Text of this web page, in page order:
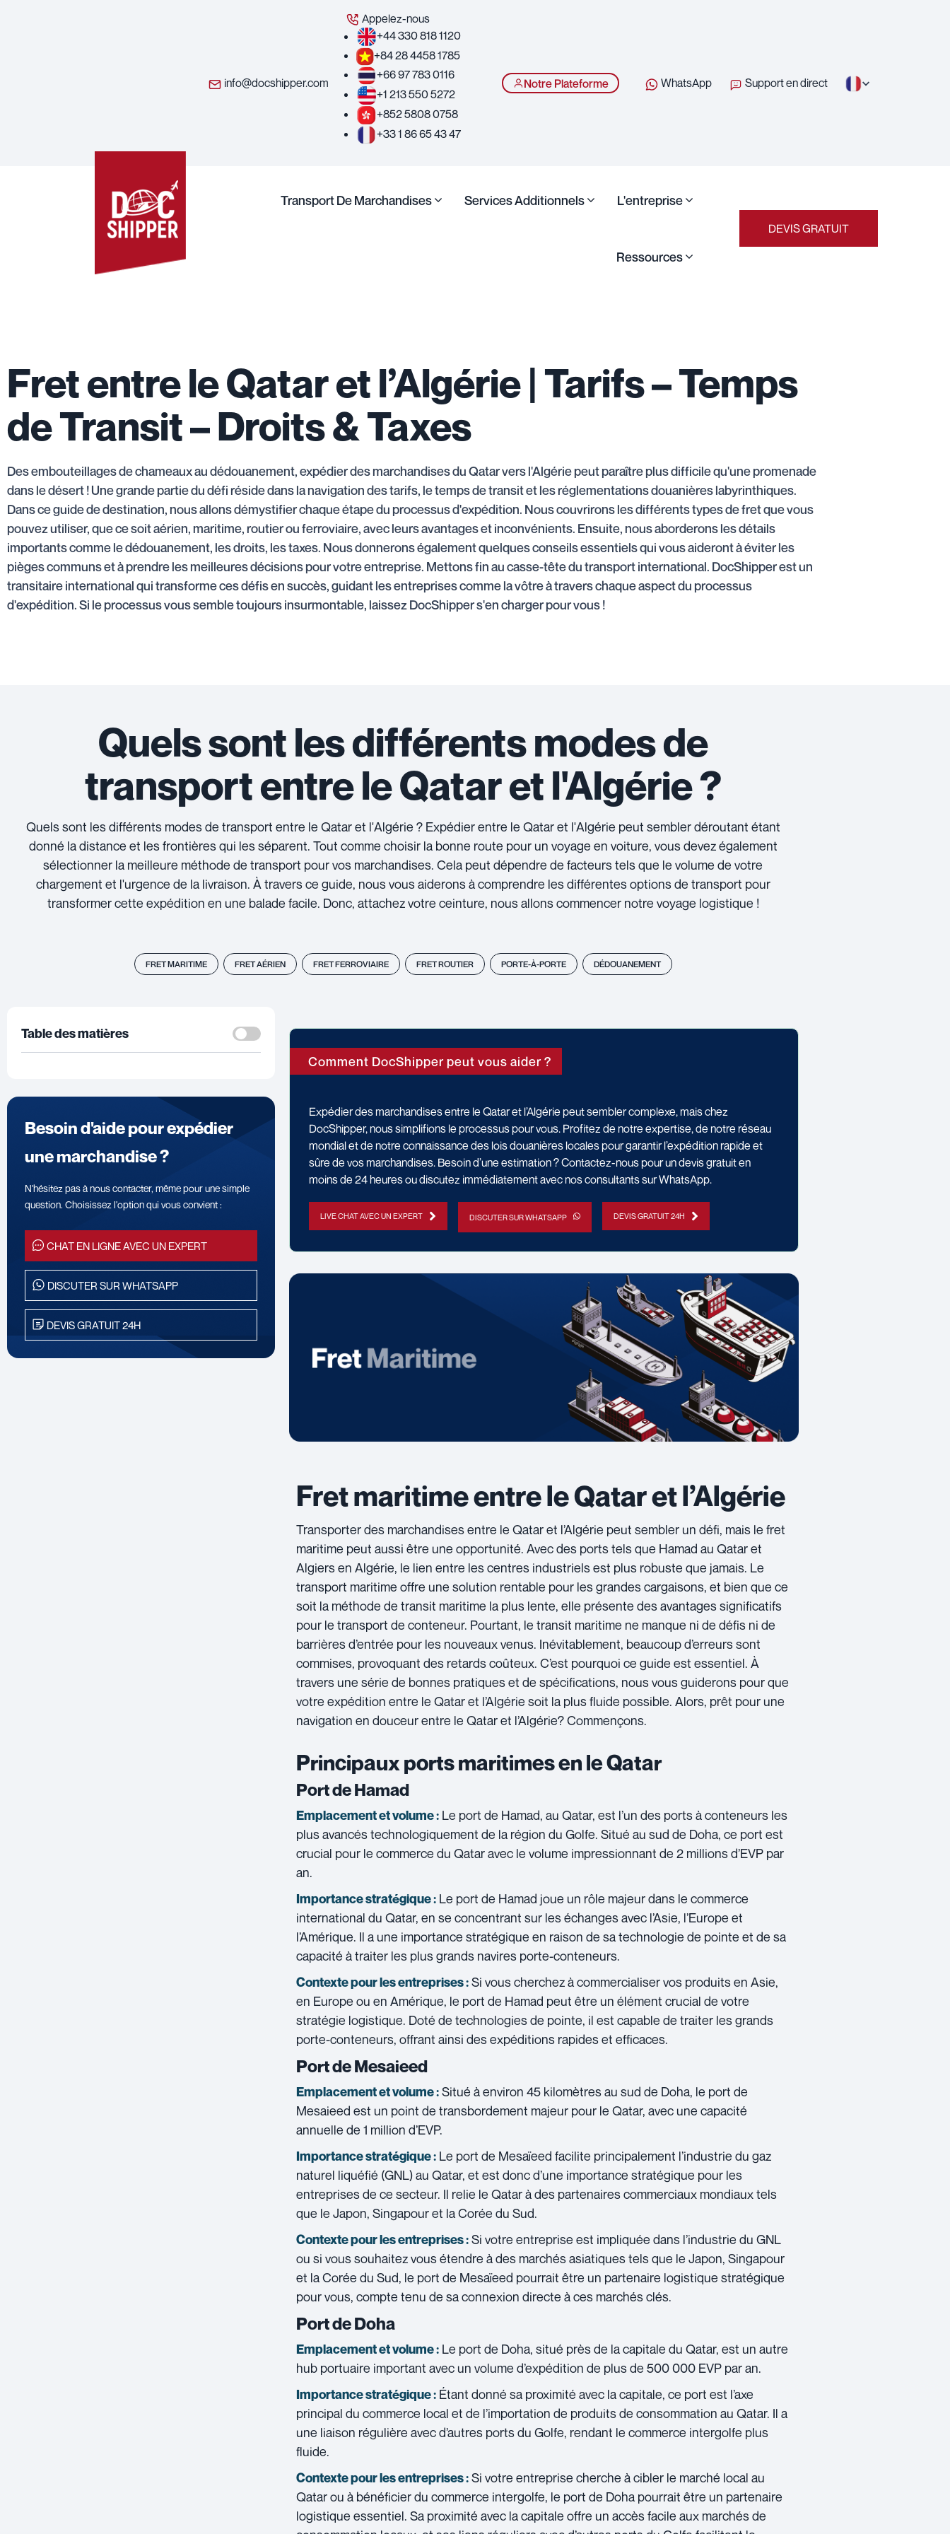
info@docshipper.com
Appelez-nous
+44 330 818 1120
+84 28 4458 1785
+66 97 783 0116
+1 213 550 5272
+852 5808 0758
+33 1 86 65 43 47
Notre Plateforme WhatsApp Support en direct
Transport De Marchandises Services Additionnels L'entreprise
Ressources
DEVIS GRATUIT
Fret entre le Qatar et l’Algérie | Tarifs – Temps
de Transit – Droits & Taxes
Des embouteillages de chameaux au dédouanement, expédier des marchandises du Qatar vers l'Algérie peut paraître plus difficile qu'une promenade
dans le désert ! Une grande partie du défi réside dans la navigation des tarifs, le temps de transit et les réglementations douanières labyrinthiques.
Dans ce guide de destination, nous allons démystifier chaque étape du processus d'expédition. Nous couvrirons les différents types de fret que vous
pouvez utiliser, que ce soit aérien, maritime, routier ou ferroviaire, avec leurs avantages et inconvénients. Ensuite, nous aborderons les détails
importants comme le dédouanement, les droits, les taxes. Nous donnerons également quelques conseils essentiels qui vous aideront à éviter les
pièges communs et à prendre les meilleures décisions pour votre entreprise. Mettons fin au casse-tête du transport international. DocShipper est un
transitaire international qui transforme ces défis en succès, guidant les entreprises comme la vôtre à travers chaque aspect du processus
d'expédition. Si le processus vous semble toujours insurmontable, laissez DocShipper s'en charger pour vous !
Quels sont les différents modes de
transport entre le Qatar et l'Algérie ?
Quels sont les différents modes de transport entre le Qatar et l'Algérie ? Expédier entre le Qatar et l'Algérie peut sembler déroutant étant
donné la distance et les frontières qui les séparent. Tout comme choisir la bonne route pour un voyage en voiture, vous devez également
sélectionner la meilleure méthode de transport pour vos marchandises. Cela peut dépendre de facteurs tels que le volume de votre
chargement et l'urgence de la livraison. À travers ce guide, nous vous aiderons à comprendre les différentes options de transport pour
transformer cette expédition en une balade facile. Donc, attachez votre ceinture, nous allons commencer notre voyage logistique !
FRET MARITIME FRET AÉRIEN FRET FERROVIAIRE FRET ROUTIER PORTE-À-PORTE DÉDOUANEMENT
Table des matières
Besoin d'aide pour expédier
une marchandise ?
N'hésitez pas à nous contacter, même pour une simple
question. Choisissez l'option qui vous convient :
CHAT EN LIGNE AVEC UN EXPERT
DISCUTER SUR WHATSAPP
DEVIS GRATUIT 24H
Comment DocShipper peut vous aider ?
Expédier des marchandises entre le Qatar et l’Algérie peut sembler complexe, mais chez
DocShipper, nous simplifions le processus pour vous. Profitez de notre expertise, de notre réseau
mondial et de notre connaissance des lois douanières locales pour garantir l’expédition rapide et
sûre de vos marchandises. Besoin d’une estimation ? Contactez-nous pour un devis gratuit en
moins de 24 heures ou discutez immédiatement avec nos consultants sur WhatsApp.
LIVE CHAT AVEC UN EXPERT DISCUTER SUR WHATSAPP DEVIS GRATUIT 24H
Fret maritime entre le Qatar et l’Algérie
Transporter des marchandises entre le Qatar et l’Algérie peut sembler un défi, mais le fret
maritime peut aussi être une opportunité. Avec des ports tels que Hamad au Qatar et
Algiers en Algérie, le lien entre les centres industriels est plus robuste que jamais. Le
transport maritime offre une solution rentable pour les grandes cargaisons, et bien que ce
soit la méthode de transit maritime la plus lente, elle présente des avantages significatifs
pour le transport de conteneur. Pourtant, le transit maritime ne manque ni de défis ni de
barrières d’entrée pour les nouveaux venus. Inévitablement, beaucoup d’erreurs sont
commises, provoquant des retards coûteux. C’est pourquoi ce guide est essentiel. À
travers une série de bonnes pratiques et de spécifications, nous vous guiderons pour que
votre expédition entre le Qatar et l’Algérie soit la plus fluide possible. Alors, prêt pour une
navigation en douceur entre le Qatar et l’Algérie? Commençons.
Principaux ports maritimes en le Qatar
Port de Hamad
Emplacement et volume : Le port de Hamad, au Qatar, est l’un des ports à conteneurs les
plus avancés technologiquement de la région du Golfe. Situé au sud de Doha, ce port est
crucial pour le commerce du Qatar avec le volume impressionnant de 2 millions d’EVP par
an.
Importance stratégique : Le port de Hamad joue un rôle majeur dans le commerce
international du Qatar, en se concentrant sur les échanges avec l’Asie, l’Europe et
l’Amérique. Il a une importance stratégique en raison de sa technologie de pointe et de sa
capacité à traiter les plus grands navires porte-conteneurs.
Contexte pour les entreprises :Si vous cherchez à commercialiser vos produits en Asie,
en Europe ou en Amérique, le port de Hamad peut être un élément crucial de votre
stratégie logistique. Doté de technologies de pointe, il est capable de traiter les grands
porte-conteneurs, offrant ainsi des expéditions rapides et efficaces.
Port de Mesaieed
Emplacement et volume :Situé à environ 45 kilomètres au sud de Doha, le port de
Mesaieed est un point de transbordement majeur pour le Qatar, avec une capacité
annuelle de 1 million d’EVP.
Importance stratégique : Le port de Mesaïeed facilite principalement l’industrie du gaz
naturel liquéfié (GNL) au Qatar, et est donc d’une importance stratégique pour les
entreprises de ce secteur. Il relie le Qatar à des partenaires commerciaux mondiaux tels
que le Japon, Singapour et la Corée du Sud.
Contexte pour les entreprises :Si votre entreprise est impliquée dans l’industrie du GNL
ou si vous souhaitez vous étendre à des marchés asiatiques tels que le Japon, Singapour
et la Corée du Sud, le port de Mesaïeed pourrait être un partenaire logistique stratégique
pour vous, compte tenu de sa connexion directe à ces marchés clés.
Port de Doha
Emplacement et volume : Le port de Doha, situé près de la capitale du Qatar, est un autre
hub portuaire important avec un volume d’expédition de plus de 500 000 EVP par an.
Importance stratégique : Étant donné sa proximité avec la capitale, ce port est l’axe
principal du commerce local et de l’importation de produits de consommation au Qatar. Il a
une liaison régulière avec d’autres ports du Golfe, rendant le commerce intergolfe plus
fluide.
Contexte pour les entreprises :Si votre entreprise cherche à cibler le marché local au
Qatar ou à bénéficier du commerce intergolfe, le port de Doha pourrait être un partenaire
logistique essentiel. Sa proximité avec la capitale offre un accès facile aux marchés de